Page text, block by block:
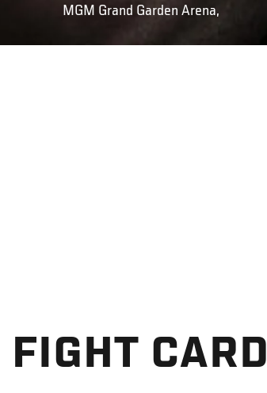
MGM Grand Garden Arena,
FIGHT CARD